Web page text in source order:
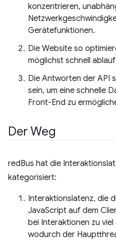
konzentrieren,
Gerätefunktionen.
Die Website so
möglichst schnell
Die Antworten der API
sein, um eine schnelle
Front-End zu
Der Weg
redBus hat die
kategorisiert:
Interaktionslatenz, die
JavaScript auf dem
bei Interaktionen zu
wodurch der